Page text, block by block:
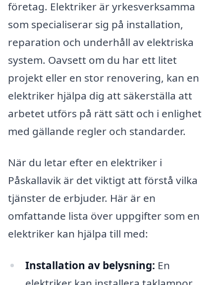
företag. Elektriker är yrkesverksamma
som specialiserar sig på installation,
reparation och underhåll av elektriska
system. Oavsett om du har ett litet
projekt eller en stor renovering, kan en
elektriker hjälpa dig att säkerställa att
arbetet utförs på rätt sätt och i enlighet
med gällande regler och standarder.
När du letar efter en elektriker i
Påskallavik är det viktigt att förstå vilka
tjänster de erbjuder. Här är en
omfattande lista över uppgifter som en
elektriker kan hjälpa till med:
Installation av belysning: En